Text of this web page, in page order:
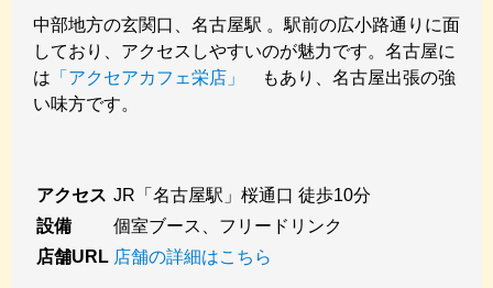
中部地方の玄関口、名古屋駅 。駅前の広小路通りに面
しており、アクセスしやすいのが魅力です。名古屋に
は 「アクセアカフェ栄店」
もあり、名古屋出張の強
い味方です。
アクセス JR「名古屋駅」桜通口 徒歩10分
設備
個室ブース、フリードリンク
店舗URL 店舗の詳細はこちら